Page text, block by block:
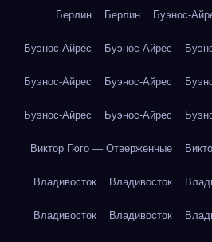
Берлин Берлин Буэнос-
Буэнос-Айрес Буэнос-Айрес
Буэнос-Айрес Буэнос-Айрес
Буэнос-Айрес Буэнос-Айрес
Виктор Гюго — Отверженные
Владивосток Владивосток
Владивосток Владивосток